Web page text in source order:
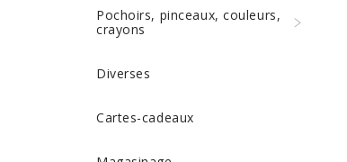
Pochoirs, pinceaux, couleurs,
crayons
Diverses
Cartes-cadeaux